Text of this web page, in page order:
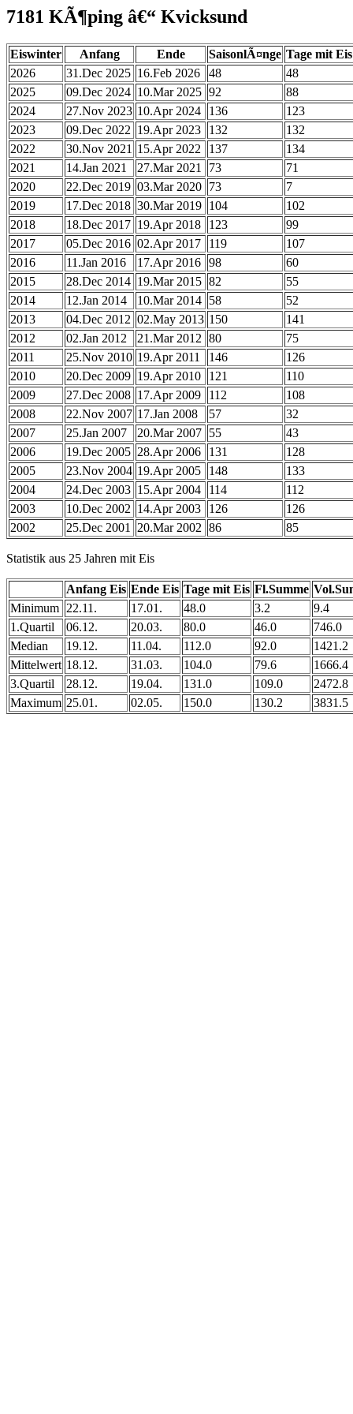
7181 KÃ¶ping â€“ Kvicksund
Eiswinter Anfang Ende SaisonlÃ¤nge Tage mit Eis
2026
31.Dec 2025 16.Feb 2026 48
48
2025
09.Dec 2024 10.Mar 2025 92
88
2024
27.Nov 2023 10.Apr 2024 136
123
2023
09.Dec 2022 19.Apr 2023 132
132
2022
30.Nov 2021 15.Apr 2022 137
134
2021
14.Jan 2021 27.Mar 2021 73
71
2020
22.Dec 2019 03.Mar 2020 73
7
2019
17.Dec 2018 30.Mar 2019 104
102
2018
18.Dec 2017 19.Apr 2018 123
99
2017
05.Dec 2016 02.Apr 2017 119
107
2016
11.Jan 2016 17.Apr 2016 98
60
2015
28.Dec 2014 19.Mar 2015 82
55
2014
12.Jan 2014 10.Mar 2014 58
52
2013
04.Dec 2012 02.May 2013 150
141
2012
02.Jan 2012 21.Mar 2012 80
75
2011
25.Nov 2010 19.Apr 2011 146
126
2010
20.Dec 2009 19.Apr 2010 121
110
2009
27.Dec 2008 17.Apr 2009 112
108
2008
22.Nov 2007 17.Jan 2008 57
32
2007
25.Jan 2007 20.Mar 2007 55
43
2006
19.Dec 2005 28.Apr 2006 131
128
2005
23.Nov 2004 19.Apr 2005 148
133
2004
24.Dec 2003 15.Apr 2004 114
112
2003
10.Dec 2002 14.Apr 2003 126
126
2002
25.Dec 2001 20.Mar 2002 86 85
Statistik aus 25 Jahren mit Eis
Anfang Eis Ende Eis Tage mit Eis Fl.Summe
Minimum 22.11. 17.01. 48.0 3.2
9.4
1.Quartil
06.12. 20.03. 80.0 46.0
746.0
Median
19.12. 11.04. 112.0 92.0
1421.2
Mittelwert 18.12. 31.03. 104.0 79.6
1666.4
3.Quartil
28.12. 19.04. 131.0 109.0
2472.8
Maximum 25.01. 02.05. 150.0 130.2 3831.5